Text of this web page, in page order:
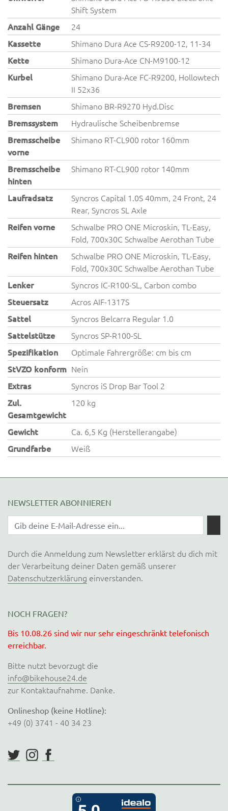
Shift System
Anzahl Gänge
24
Kassette
Shimano Dura Ace CS-R9200-12, 11-34
Kette
Shimano Dura-Ace CN-M9100-12
Kurbel
Shimano Dura-Ace FC-R9200, Hollowtech
II 52x36
Bremsen
Shimano BR-R9270 Hyd.Disc
Bremssystem
Hydraulische Scheibenbremse
Bremsscheibe
vorne
Shimano RT-CL900 rotor 160mm
Bremsscheibe
hinten
Shimano RT-CL900 rotor 140mm
Laufradsatz
Syncros Capital 1.0S 40mm, 24 Front, 24
Rear, Syncros SL Axle
Reifen vorne
Schwalbe PRO ONE Microskin, TL-Easy,
Fold, 700x30C Schwalbe Aerothan Tube
Reifen hinten
Schwalbe PRO ONE Microskin, TL-Easy,
Fold, 700x30C Schwalbe Aerothan Tube
Lenker
Syncros IC-R100-SL, Carbon combo
Steuersatz
Acros AIF-1317S
Sattel
Syncros Belcarra Regular 1.0
Sattelstütze
Syncros SP-R100-SL
Spezifikation
Optimale Fahrergröße: cm bis cm
StVZO konform Nein
Extras
Syncros iS Drop Bar Tool 2
Zul.
Gesamtgewicht
120 kg
Gewicht
Ca. 6,5 Kg (Herstellerangabe)
Grundfarbe
Weiß
NEWSLETTER ABONNIEREN
Durch die Anmeldung zum Newsletter erklärst du dich mit
der Verarbeitung deiner Daten gemäß unserer
Datenschutzerklärung einverstanden.
NOCH FRAGEN?
Bis 10.08.26 sind wir nur sehr eingeschränkt telefonisch
erreichbar.
Bitte nutzt bevorzugt die
info@bikehouse24.de
zur Kontaktaufnahme. Danke.
Onlineshop (keine Hotline):
+49 (0) 3741 - 40 34 23